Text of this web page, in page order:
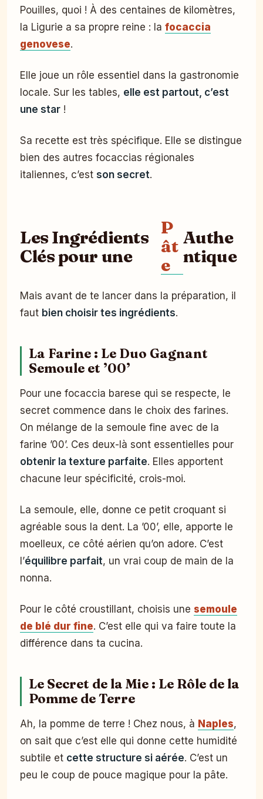
Pouilles, quoi ! À des centaines de kilomètres,
la Ligurie a sa propre reine : la focaccia
genovese.
Elle joue un rôle essentiel dans la gastronomie
locale. Sur les tables, elle est partout, c’est
une star !
Sa recette est très spécifique. Elle se distingue
bien des autres focaccias régionales
italiennes, c’est son secret.
Les Ingrédients
Clés pour une
P
ât
e
Authe
ntique
Mais avant de te lancer dans la préparation, il
faut bien choisir tes ingrédients.
La Farine : Le Duo Gagnant
Semoule et ’00’
Pour une focaccia barese qui se respecte, le
secret commence dans le choix des farines.
On mélange de la semoule fine avec de la
farine ’00’. Ces deux-là sont essentielles pour
obtenir la texture parfaite. Elles apportent
chacune leur spécificité, crois-moi.
La semoule, elle, donne ce petit croquant si
agréable sous la dent. La ’00’, elle, apporte le
moelleux, ce côté aérien qu’on adore. C’est
l’équilibre parfait, un vrai coup de main de la
nonna.
Pour le côté croustillant, choisis une semoule
de blé dur fine. C’est elle qui va faire toute la
différence dans ta cucina.
Le Secret de la Mie : Le Rôle de la
Pomme de Terre
Ah, la pomme de terre ! Chez nous, à Naples,
on sait que c’est elle qui donne cette humidité
subtile et cette structure si aérée. C’est un
peu le coup de pouce magique pour la pâte.